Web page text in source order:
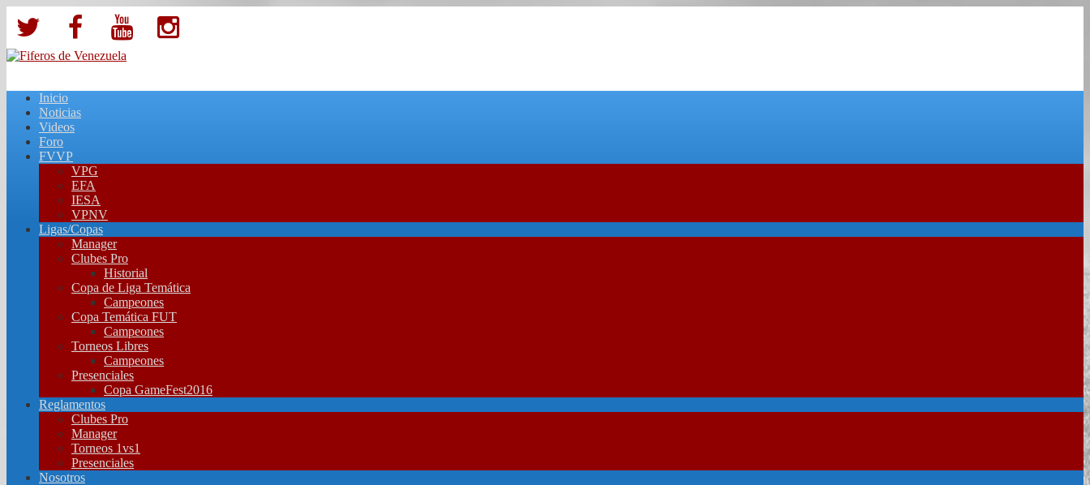
Inicio
Noticias
Videos
Foro
FVVP
VPG
EFA
IESA
VPNV
Ligas/Copas
Manager
Clubes Pro
Historial
Copa de Liga Temática
Campeones
Copa Temática FUT
Campeones
Torneos Libres
Campeones
Presenciales
Copa GameFest2016
Reglamentos
Clubes Pro
Manager
Torneos 1vs1
Presenciales
Nosotros